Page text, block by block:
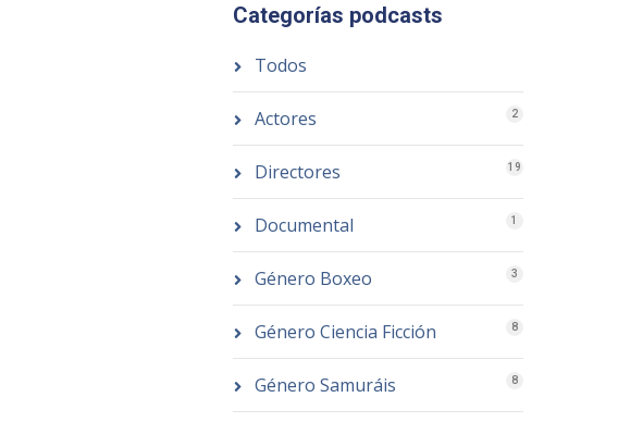
Categorías podcasts
Todos
Actores 2
Directores 19
Documental 1
Género Boxeo 3
Género Ciencia Ficción 8
Género Samuráis 8